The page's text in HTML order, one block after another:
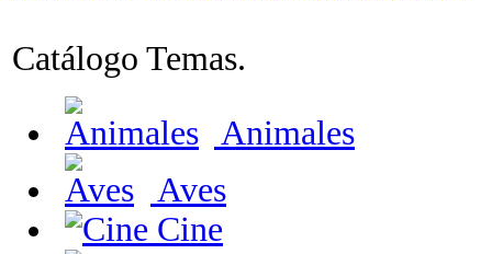
Catálogo Temas.
Animales
Aves
Cine